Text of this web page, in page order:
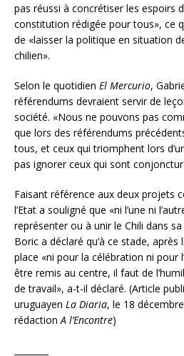
pas réussi à concrétiser les espoirs
constitution rédigée pour tous», ce
de «laisser la politique en situation
chilien».
Selon le quotidien El Mercurio,
référendums devraient servir de
société. «Nous ne pouvons pas
que lors des référendums
tous, et ceux qui triomphent lors
pas ignorer ceux qui sont
Faisant référence aux deux projets
l’Etat a souligné que «ni l’une ni
représenter ou à unir le Chili dans
Boric a déclaré qu’à ce stade, après
place «ni pour la célébration ni pour
être remis au centre, il faut de
de travail», a-t-il déclaré. (Article
uruguayen La Diaria, le 18
rédaction A l’Encontre)